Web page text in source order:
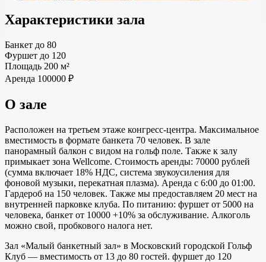
Характеристики зала
Банкет до 80
Фуршет до 120
Площадь 200 м²
Аренда 100000 ₽
О зале
Расположен на третьем этаже конгресс-центра. Максимальное
вместимость в формате банкета 70 человек. В зале
панорамный балкон с видом на гольф поле. Также к залу
примыкает зона Wellcome. Стоимость аренды: 70000 рублей
(сумма включает 18% НДС, система звукоусиления для
фоновой музыки, перекатная плазма). Аренда с 6:00 до 01:00.
Гардероб на 150 человек. Также мы предоставляем 20 мест на
внутренней парковке клуба. По питанию: фуршет от 5000 на
человека, банкет от 10000 +10% за обслуживание. Алкоголь
можно свой, пробкового налога нет.
Зал «Малый банкетный зал» в Московский городской Гольф
Клуб — вместимость от 13 до 80 гостей. фуршет до 120